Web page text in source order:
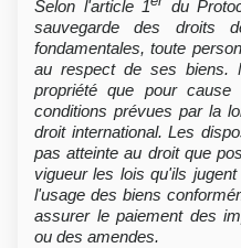
Selon l'article 1
du
sauvegarde des droits
fondamentales, toute
au respect de ses biens.
propriété que pour
conditions prévues par la
droit international. Les
pas atteinte au droit que
vigueur les lois qu'ils
l'usage des biens
assurer le paiement des
ou des amendes.